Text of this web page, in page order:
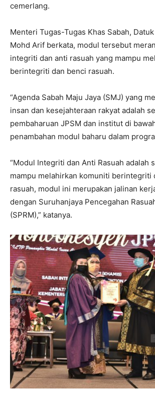
cemerlang.
Menteri Tugas-Tugas Khas Sabah,
Mohd Arif berkata, modul tersebut
integriti dan anti rasuah yang mampu
berintegriti dan benci rasuah.
“Agenda Sabah Maju Jaya (SMJ) yang
insan dan kesejahteraan rakyat adalah
pembaharuan JPSM dan institut di
penambahan modul baharu dalam
“Modul Integriti dan Anti Rasuah adalah
mampu melahirkan komuniti berintegriti
rasuah, modul ini merupakan jalinan
dengan Suruhanjaya Pencegahan
(SPRM),” katanya.